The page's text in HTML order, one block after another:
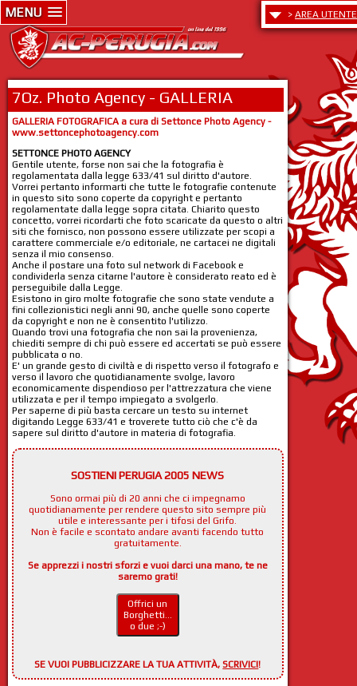
MENU > AREA UTENTE
7Oz. Photo Agency - GALLERIA
GALLERIA FOTOGRAFICA a cura di Settonce Photo Agency -
www.settoncephotoagency.com
SETTONCE PHOTO AGENCY
Gentile utente, forse non sai che la fotografia è
regolamentata dalla legge 633/41 sul diritto d'autore.
Vorrei pertanto informarti che tutte le fotografie contenute
in questo sito sono coperte da copyright e pertanto
regolamentate dalla legge sopra citata. Chiarito questo
concetto, vorrei ricordarti che foto scaricate da questo o altri
siti che fornisco, non possono essere utilizzate per scopi a
carattere commerciale e/o editoriale, ne cartacei ne digitali
senza il mio consenso.
Anche il postare una foto sul network di Facebook e
condividerla senza citarne l'autore è considerato reato ed è
perseguibile dalla Legge.
Esistono in giro molte fotografie che sono state vendute a
fini collezionistici negli anni 90, anche quelle sono coperte
da copyright e non ne è consentito l'utilizzo.
Quando trovi una fotografia che non sai la provenienza,
chiediti sempre di chi può essere ed accertati se può essere
pubblicata o no.
E' un grande gesto di civiltà e di rispetto verso il fotografo e
verso il lavoro che quotidianamente svolge, lavoro
economicamente dispendioso per l'attrezzatura che viene
utilizzata e per il tempo impiegato a svolgerlo.
Per saperne di più basta cercare un testo su internet
digitando Legge 633/41 e troverete tutto ciò che c'è da
sapere sul diritto d'autore in materia di fotografia.
SOSTIENI PERUGIA 2005 NEWS
Sono ormai più di 20 anni che ci impegnamo
quotidianamente per rendere questo sito sempre più
utile e interessante per i tifosi del Grifo.
Non è facile e scontato andare avanti facendo tutto
gratuitamente.
Se apprezzi i nostri sforzi e vuoi darci una mano, te ne
saremo grati!
Offrici un
Borghetti...
o due ;-)
SE VUOI PUBBLICIZZARE LA TUA ATTIVITÀ,SCRIVICI!